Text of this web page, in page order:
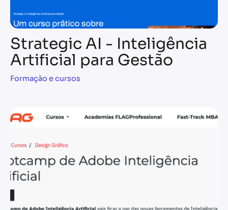
Strategic AI - Inteligência
Artificial para Gestão
Formação e cursos